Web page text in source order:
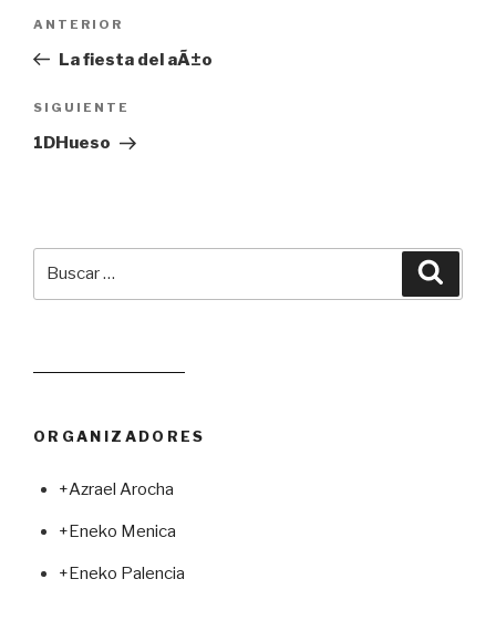
entradas
Entrada
anterior:
ANTERIOR
La fiesta del aÃ±o
Siguiente
entrada
SIGUIENTE
1DHueso
ORGANIZADORES
+Azrael Arocha
+Eneko Menica
+Eneko Palencia